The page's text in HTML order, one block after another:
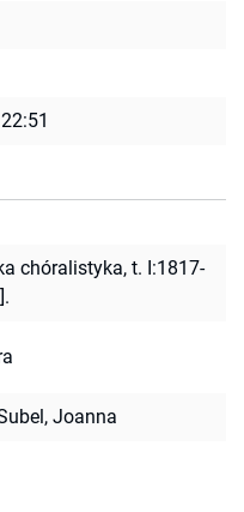
chóralistyka, t. I:1817-
Joanna